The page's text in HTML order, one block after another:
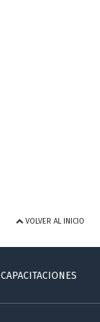
VOLVER AL INICIO
CAPACITACIONES